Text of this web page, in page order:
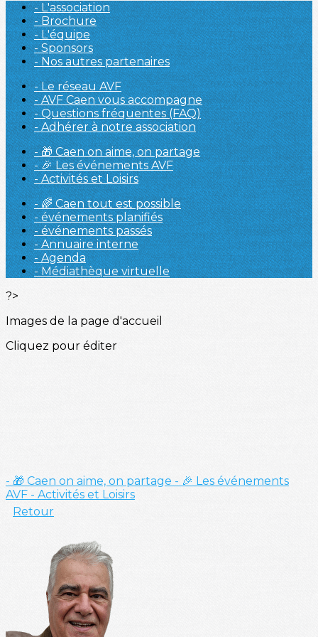
- L'association
- Brochure
- L'équipe
- Sponsors
- Nos autres partenaires
- Le réseau AVF
- AVF Caen vous accompagne
- Questions fréquentes (FAQ)
- Adhérer à notre association
- 🎁 Caen on aime, on partage
- 🎉 Les événements AVF
- Activités et Loisirs
- 🌈 Caen tout est possible
- événements planifiés
- événements passés
- Annuaire interne
- Agenda
- Médiathèque virtuelle
?>
Images de la page d'accueil
Cliquez pour éditer
- 🎁 Caen on aime, on partage - 🎉 Les événements
AVF - Activités et Loisirs
Retour